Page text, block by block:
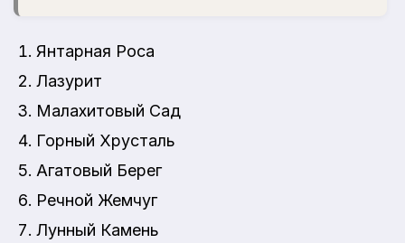
Янтарная Роса
Лазурит
Малахитовый Сад
Горный Хрусталь
Агатовый Берег
Речной Жемчуг
Лунный Камень